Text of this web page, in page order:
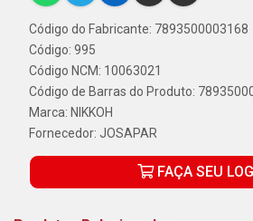
Código do Fabricante: 7893500003168
Código: 995
Código NCM: 10063021
Código de Barras do Produto:
Marca: NIKKOH
Fornecedor: JOSAPAR
FAÇA SEU